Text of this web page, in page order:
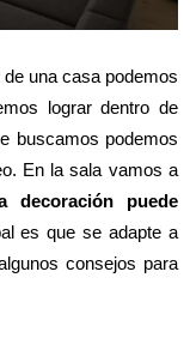
una casa podemos
lograr dentro de
buscamos podemos
En la sala vamos a
decoración puede
es que se adapte a
consejos para